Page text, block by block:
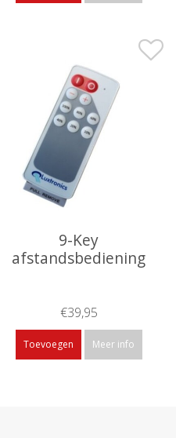
9-Key
afstandsbediening
€39,95
Toevoegen Meer info